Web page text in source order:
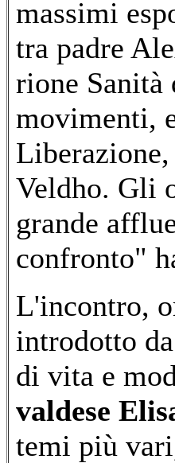
massimi
tra padre
rione
movimenti,
Veldho. Gli
grande
confronto"
L'incontro,
introdotto
di vita e
valdese
temi più